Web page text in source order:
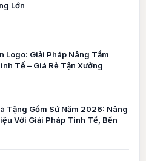
Lớn
Logo: Giải Pháp Nâng Tầm
Tế – Giá Rẻ Tận Xưởng
Tặng Gốm Sứ Năm 2026: Nâng
Với Giải Pháp Tinh Tế, Bền